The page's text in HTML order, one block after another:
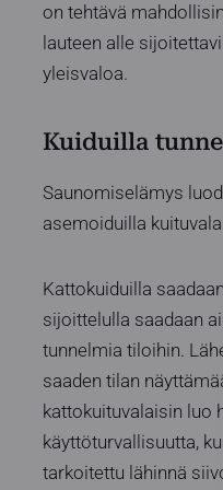
on tehtävä
lauteen alle
yleisvaloa.
Kuiduilla
Saunomiselämys
asemoiduilla
Kattokuiduilla
sijoittelulla saadaan
tunnelmia tiloihin.
saaden tilan
kattokuituvalaisin luo
käyttöturvallisuutta,
tarkoitettu lähinnä